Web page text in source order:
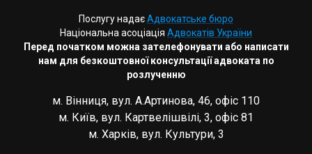
Послугу надаєАдвокатське бюро
Національна асоціація Адвокатів України
Перед початком можна зателефонувати або написати
нам для безкоштовної консультації адвоката по
розлученню
м. Вінниця, вул. А.Артинова, 46, офіс 110
м. Київ, вул. Картвелішвілі, 3, офіс 81
м. Харків, вул. Культури, 3